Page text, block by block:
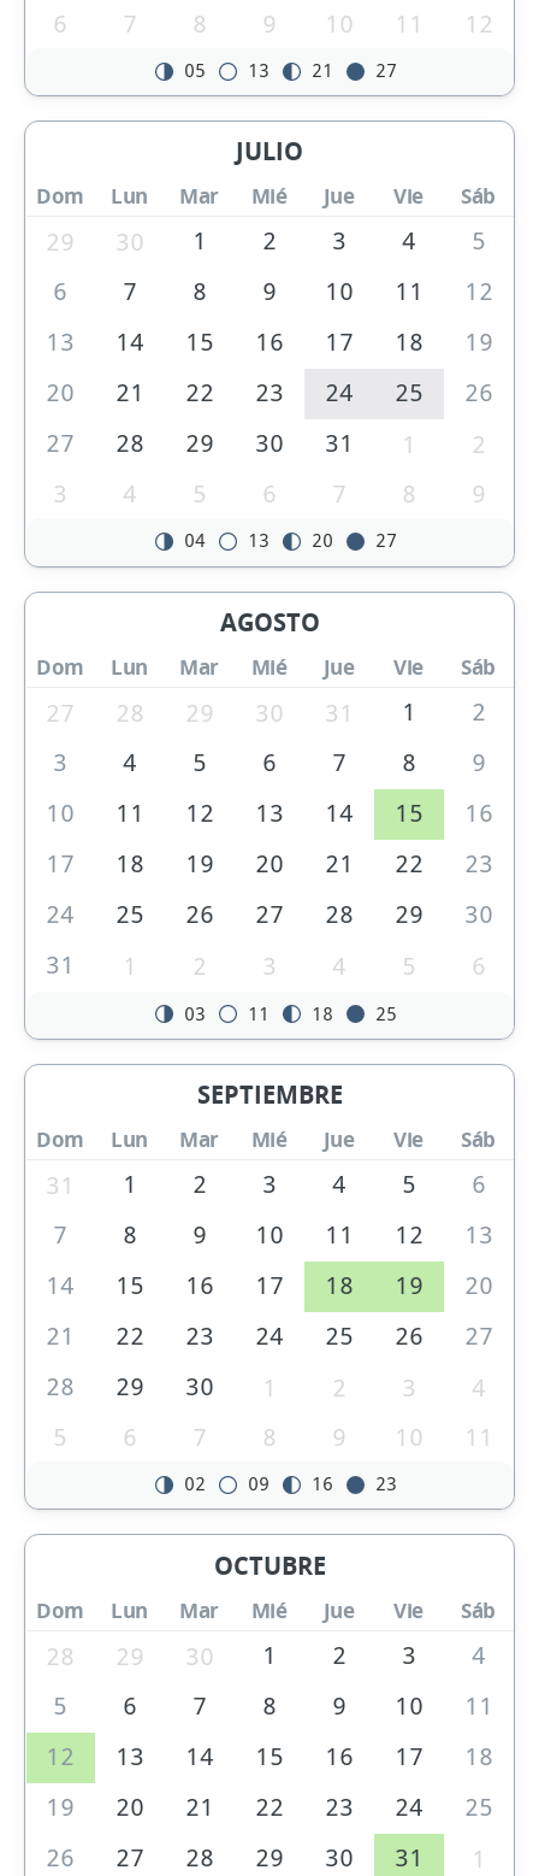
6 7 8 9 10 11 12
05 13 21 27
JULIO
Dom Lun Mar Mié Jue Vie Sáb
29 30 1 2 3 4
5
6
7 8 9 10 11
12
13
14 15 16 17 18
19
20
21 22 23 24 25
26
27
28 29 30 31 1
2
3
4 5 6 7 8 9
04 13 20 27
AGOSTO
Dom Lun Mar Mié Jue Vie Sáb
27 28 29 30 31 1
2
3
4 5 6 7 8
9
10
11 12 13 14 15
16
17
18 19 20 21 22
23
24
25 26 27 28 29
30
31
1 2 3 4 5 6
03 11 18 25
SEPTIEMBRE
Dom Lun Mar Mié Jue Vie Sáb
31 1 2 3 4 5
6
7
8 9 10 11 12
13
14
15 16 17 18 19
20
21
22 23 24 25 26
27
28
29 30 1 2 3
4
5
6 7 8 9 10 11
02 09 16 23
OCTUBRE
Dom Lun Mar Mié Jue Vie Sáb
28 29 30 1 2 3
4
5
6 7 8 9 10
11
12
13 14 15 16 17
18
19
20 21 22 23 24
25
26
27 28 29 30 31
1